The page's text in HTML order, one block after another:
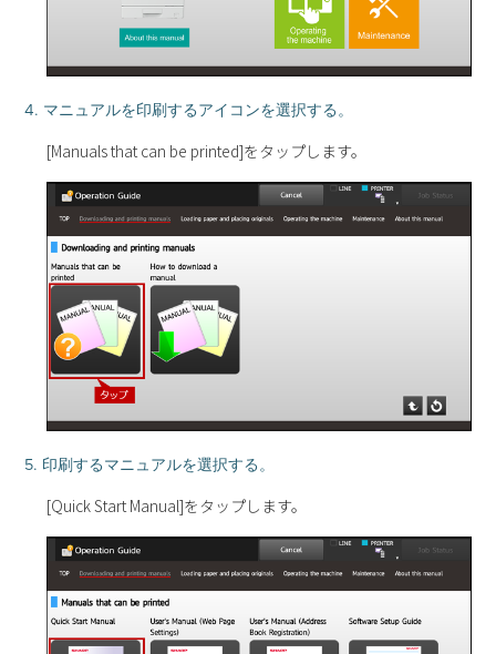
4. マニュアルを印刷するアイコンを選択する。
[Manuals that can be printed]をタップします。
5. 印刷するマニュアルを選択する。
[Quick Start Manual]をタップします。